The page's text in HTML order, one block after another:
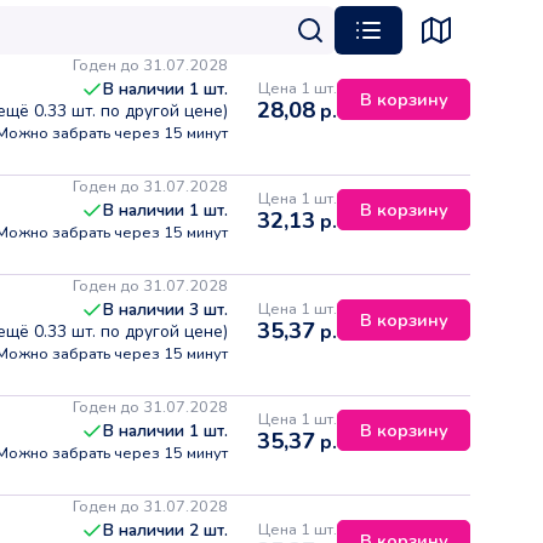
Годен до 31.07.2028
В наличии 1 шт.
0.33 шт. по другой цене)
забрать через 15 минут
Цена 1 шт.
28,08 р. В корзину
Годен до 31.07.2028
В наличии 1 шт.
забрать через 15 минут
Цена 1 шт.
32,13 р. В корзину
Годен до 31.07.2028
В наличии 3 шт.
0.33 шт. по другой цене)
забрать через 15 минут
Цена 1 шт.
35,37 р. В корзину
Годен до 31.07.2028
В наличии 1 шт.
забрать через 15 минут
Цена 1 шт.
35,37 р. В корзину
Годен до 31.07.2028
В наличии 2 шт.
Цена 1 шт.